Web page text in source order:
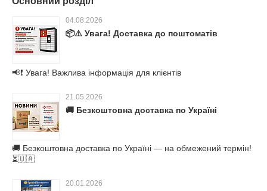
04.08.2026
📦⚠️ Увага! Доставка до поштоматів
📢❗ Увага! Важлива інформація для клієнтів
21.05.2026
🚚 Безкоштовна доставка по Україні
🚚 Безкоштовна доставка по Україні — на обмежений термін!
⏳🇺🇦
20.01.2026